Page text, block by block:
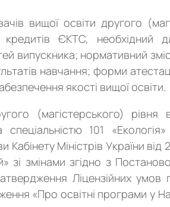
вищої освіти другого
кредитів ЄКТС, необхідний
випускника; нормативний
навчання; форми
якості вищої освіти.
(магістерського) рівня
101
Міністрів України від
зі змінами згідно з
Ліцензійних умов
«Про освітні програми у